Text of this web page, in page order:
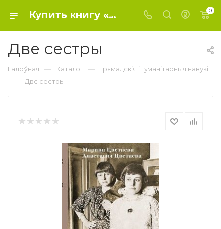
Купить книгу «Две сестры» 2019 , Цветаева М.И. - Общественные и гуманитарные науки 0
Две сестры
Галоўная — Каталог — Грамадскія і гуманітарныя навукі
— Две сестры